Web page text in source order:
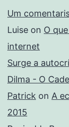
Um
Luise on O
internet
Surge a
Dilma - O
Patrick on A
2015